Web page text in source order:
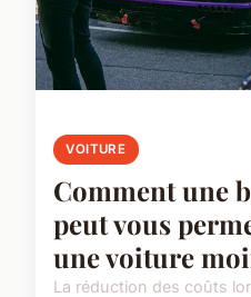
VOITURE
Comment une
peut vous
une voiture
La réduction des coûts